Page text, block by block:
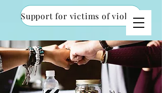
Support for victims of violence